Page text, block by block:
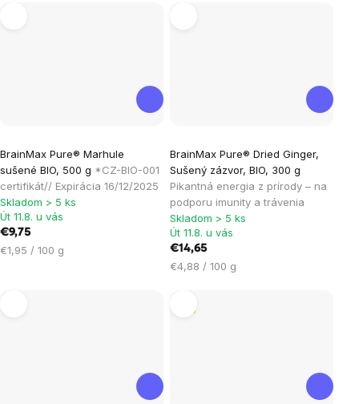
BrainMax Pure® Marhule
sušené BIO, 500 g *CZ-BIO-001
certifikát// Expirácia 16/12/2025
hodnotenie
produktu
je
5,0
z
5
Skladom > 5 ks
Út 11.8. u vás
€9,75
Jednotková
€1,95 / 100 g
BrainMax Pure® Dried Ginger,
Sušený zázvor, BIO, 300 g
Pikantná energia z prírody – na
podporu imunity a trávenia
hodnotenie
produktu
je
5,0
z
hviezdičiek.
Skladom > 5 ks
Út 11.8. u vás
€14,65
Jednotková
€4,88 / 100 g